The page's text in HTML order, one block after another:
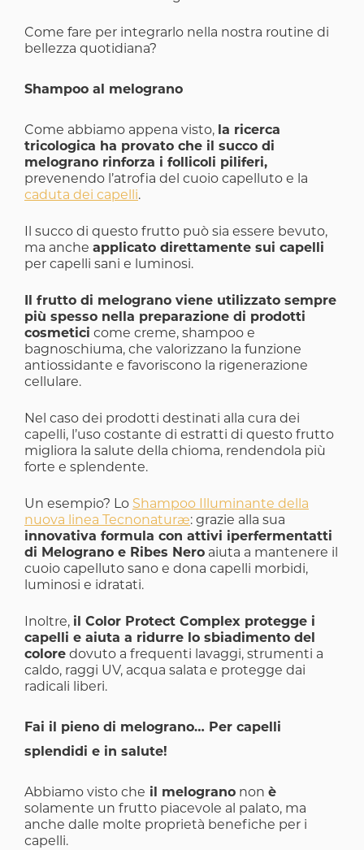
Come fare per integrarlo nella nostra routine di
bellezza quotidiana?
Shampoo al melograno
Come abbiamo appena visto, la ricerca
tricologica ha provato che il succo di
melograno rinforza i follicoli piliferi,
prevenendo l’atrofia del cuoio capelluto e la
caduta dei capelli.
Il succo di questo frutto può sia essere bevuto,
ma anche applicato direttamente sui capelli
per capelli sani e luminosi.
Il frutto di melograno viene utilizzato sempre
più spesso nella preparazione di prodotti
cosmetici come creme, shampoo e
bagnoschiuma, che valorizzano la funzione
antiossidante e favoriscono la rigenerazione
cellulare.
Nel caso dei prodotti destinati alla cura dei
capelli, l’uso costante di estratti di questo frutto
migliora la salute della chioma, rendendola più
forte e splendente.
Un esempio? Lo Shampoo Illuminante della
nuova linea Tecnonaturæ: grazie alla sua
innovativa formula con attivi iperfermentatti
di Melograno e Ribes Nero aiuta a mantenere il
cuoio capelluto sano e dona capelli morbidi,
luminosi e idratati.
Inoltre, il Color Protect Complex protegge i
capelli e aiuta a ridurre lo sbiadimento del
colore dovuto a frequenti lavaggi, strumenti a
caldo, raggi UV, acqua salata e protegge dai
radicali liberi.
Fai il pieno di melograno… Per capelli
splendidi e in salute!
Abbiamo visto che il melograno non è
solamente un frutto piacevole al palato, ma
anche dalle molte proprietà benefiche per i
capelli.